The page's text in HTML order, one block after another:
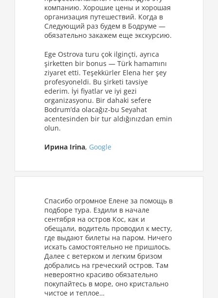
компанию. Хорошие цены и хорошая
организация путешествий. Когда в
Следующий раз будем в Бодруме —
обязательно закажем еще экскурсию.
Ege Ostrоva turu çok ilginçti, ayrıca
şirketten bir bonus — Türk hamamını
ziyaret etti. Teşekkürler Elena her şey
profesyoneldi. Bu şirketi tavsiye
ederim. İyi fiyatlar ve iyi gezi
organizasyonu. Bir dahaki sefere
Bodrum’da olacağız-bu Seyahat
acentesinden bir tur aldığınızdan emin
olun.
Ирина Irina, Google
Спасибо огромное Елене за помощь в
подборе тура. Ездили в начале
сентября на остров Кос, как и
обещали, водитель проводил к месту,
где выдают билеты на паром. Ничего
искать самостоятельно не пришлось.
Далее с ветерком и легким бризом
добрались на греческий остров. Там
невероятно красиво обязательно
покупайтесь в море, оно кристально
чистое и теплое…